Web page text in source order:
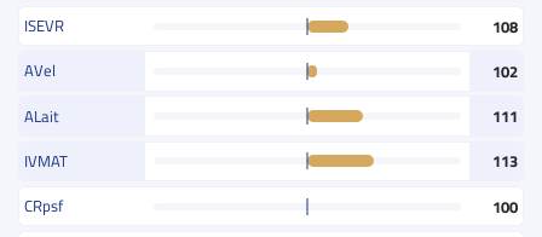
ISEVR
108
AVel
102
ALait
111
IVMAT
113
CRpsf
100